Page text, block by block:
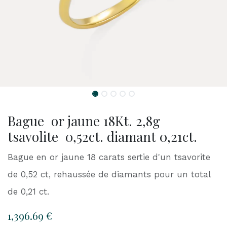
Bague or jaune 18Kt. 2,8g
tsavolite 0,52ct. diamant 0,21ct.
Bague en or jaune 18 carats sertie d'un tsavorite
de 0,52 ct, rehaussée de diamants pour un total
de 0,21 ct.
1,396.69 €